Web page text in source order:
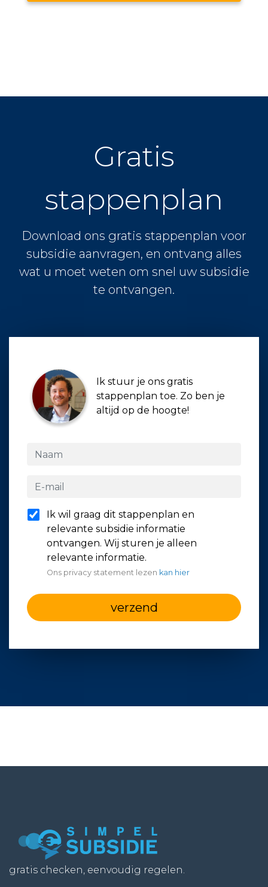
Gratis
stappenplan
Download ons gratis stappenplan voor
subsidie aanvragen, en ontvang alles
wat u moet weten om snel uw subsidie
te ontvangen.
Ik stuur je ons gratis
stappenplan toe. Zo ben je
altijd op de hoogte!
Ik wil graag dit stappenplan en
relevante subsidie informatie
ontvangen. Wij sturen je alleen
relevante informatie.
Ons privacy statement lezen kan hier
verzend
gratis checken, eenvoudig regelen.